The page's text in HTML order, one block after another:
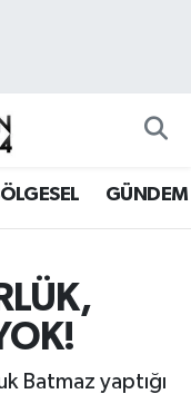
GÜNDEM
Batmaz yaptığı